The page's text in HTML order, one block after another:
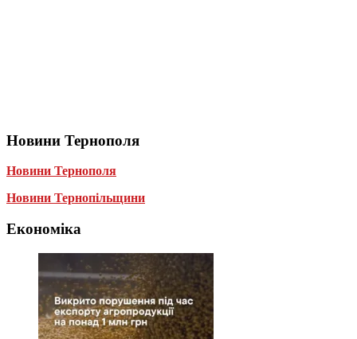
Новини Тернополя
Новини Тернополя
Новини Тернопільщини
Економіка